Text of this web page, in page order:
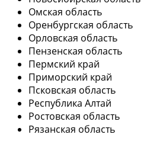
Омская область
Оренбургская область
Орловская область
Пензенская область
Пермский край
Приморский край
Псковская область
Республика Алтай
Ростовская область
Рязанская область